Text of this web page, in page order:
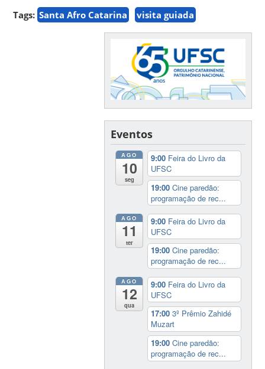
Tags: Santa Afro Catarina visita guiada
Eventos
AGO
10
seg
9:00 Feira do Livro da
UFSC
19:00Cine paredão:
programação de rec...
AGO
11
ter
9:00 Feira do Livro da
UFSC
19:00Cine paredão:
programação de rec...
AGO
12
qua
9:00 Feira do Livro da
UFSC
17:003º Prêmio Zahidé
Muzart
19:00Cine paredão:
programação de rec...